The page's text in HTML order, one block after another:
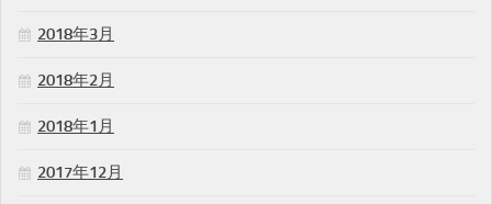
2018年3月
2018年2月
2018年1月
2017年12月